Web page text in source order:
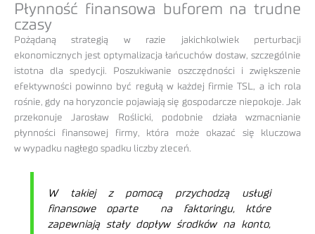
Płynność finansowa buforem na trudne
czasy
Pożądaną strategią w razie jakichkolwiek perturbacji
ekonomicznych jest optymalizacja łańcuchów dostaw, szczególnie
istotna dla spedycji. Poszukiwanie oszczędności i zwiększenie
efektywności powinno być regułą w każdej firmie TSL, a ich rola
rośnie, gdy na horyzoncie pojawiają się gospodarcze niepokoje. Jak
przekonuje Jarosław Roślicki, podobnie działa wzmacnianie
płynności finansowej firmy, która może okazać się kluczowa
w wypadku nagłego spadku liczby zleceń.
W takiej z pomocą przychodzą usługi
finansowe oparte na faktoringu, które
zapewniają stały dopływ środków na konto,